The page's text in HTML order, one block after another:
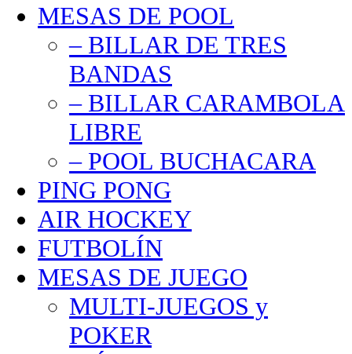
MESAS DE POOL
– BILLAR DE TRES
BANDAS
– BILLAR CARAMBOLA
LIBRE
– POOL BUCHACARA
PING PONG
AIR HOCKEY
FUTBOLÍN
MESAS DE JUEGO
MULTI-JUEGOS y
POKER